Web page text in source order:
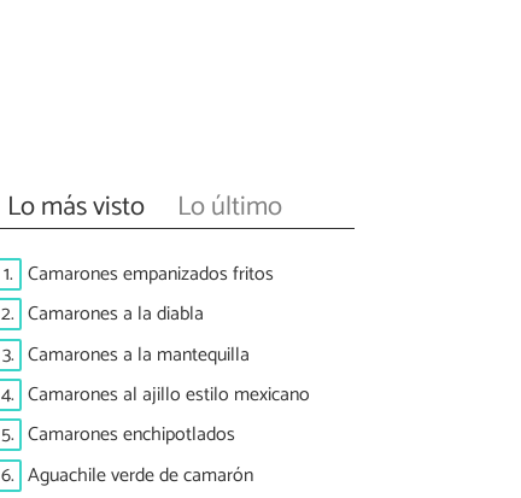
Lo más visto Lo último
1. Camarones empanizados fritos
2. Camarones a la diabla
3. Camarones a la mantequilla
4. Camarones al ajillo estilo mexicano
5. Camarones enchipotlados
6. Aguachile verde de camarón